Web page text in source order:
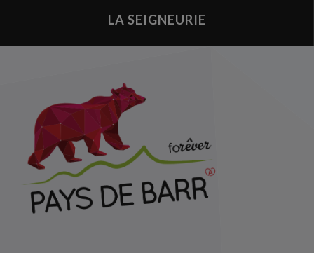
LA SEIGNEURIE